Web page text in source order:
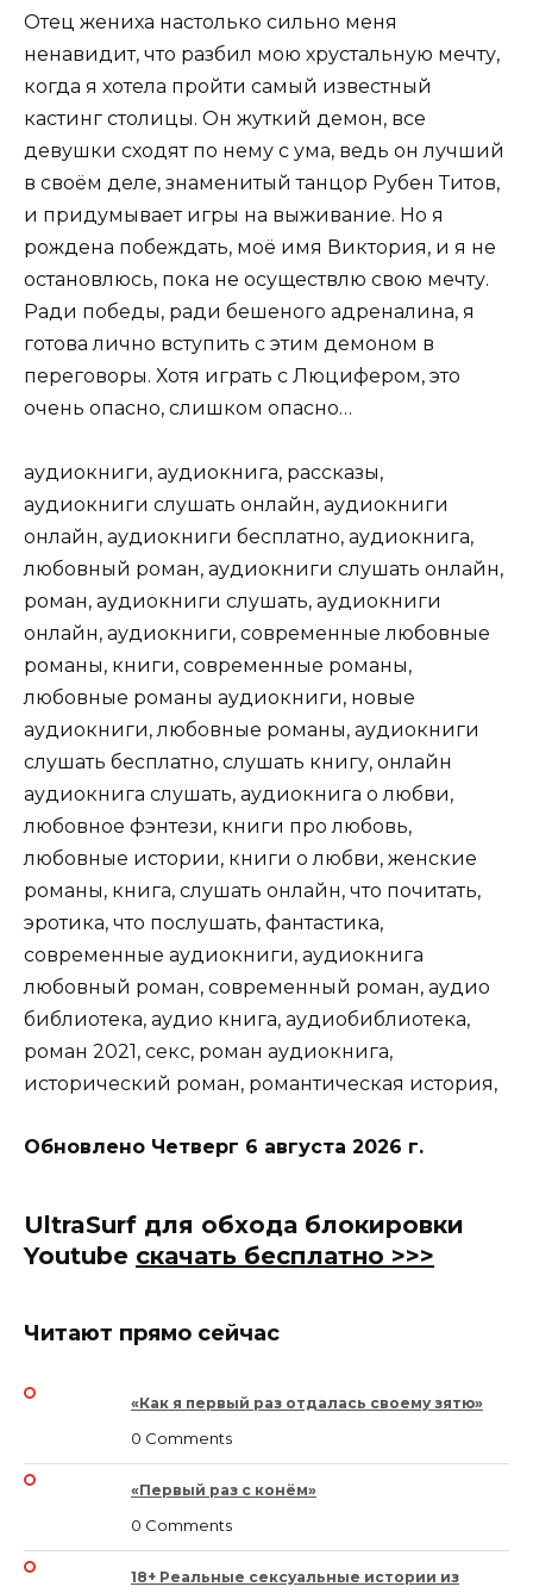
Отец жениха настолько сильно меня
ненавидит, что разбил мою хрустальную мечту,
когда я хотела пройти самый известный
кастинг столицы. Он жуткий демон, все
девушки сходят по нему с ума, ведь он лучший
в своём деле, знаменитый танцор Рубен Титов,
и придумывает игры на выживание. Но я
рождена побеждать, моё имя Виктория, и я не
остановлюсь, пока не осуществлю свою мечту.
Ради победы, ради бешеного адреналина, я
готова лично вступить с этим демоном в
переговоры. Хотя играть с Люцифером, это
очень опасно, слишком опасно…
аудиокниги, аудиокнига, рассказы,
аудиокниги слушать онлайн, аудиокниги
онлайн, аудиокниги бесплатно, аудиокнига,
любовный роман, аудиокниги слушать онлайн,
роман, аудиокниги слушать, аудиокниги
онлайн, аудиокниги, современные любовные
романы, книги, современные романы,
любовные романы аудиокниги, новые
аудиокниги, любовные романы, аудиокниги
слушать бесплатно, слушать книгу, онлайн
аудиокнига слушать, аудиокнига о любви,
любовное фэнтези, книги про любовь,
любовные истории, книги о любви, женские
романы, книга, слушать онлайн, что почитать,
эротика, что послушать, фантастика,
современные аудиокниги, аудиокнига
любовный роман, современный роман, аудио
библиотека, аудио книга, аудиобиблиотека,
роман 2021, секс, роман аудиокнига,
исторический роман, романтическая история,
Обновлено Четверг 6 августа 2026 г.
UltraSurf для обхода блокировки
Youtube скачать бесплатно >>>
Читают прямо сейчас
«Как я первый раз отдалась своему зятю»
0 Comments
«Первый раз с конём»
0 Comments
18+ Реальные сексуальные истории из